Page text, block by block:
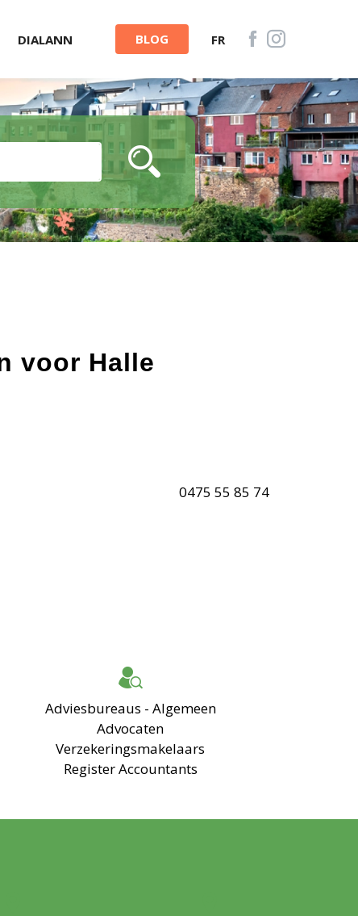
DIALANN BLOG FR
voor Halle
0475 55 85 74
Adviesbureaus - Algemeen
Advocaten
Verzekeringsmakelaars
Register Accountants